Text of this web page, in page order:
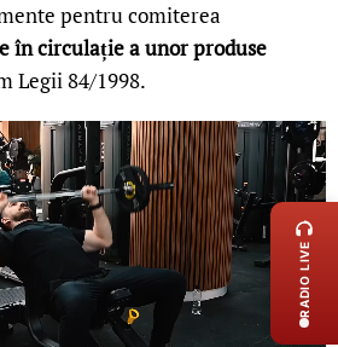
pentru comiterea
în circulație a unor produse
Legii 84/1998.
LIVE
RADIO LIVE